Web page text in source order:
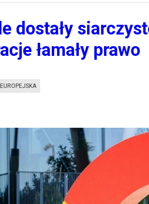
dostały
łamały prawo